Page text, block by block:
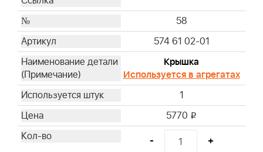
58
574 61 02-01
Крышка
Используется в агрегатах
1
5770 i
- +